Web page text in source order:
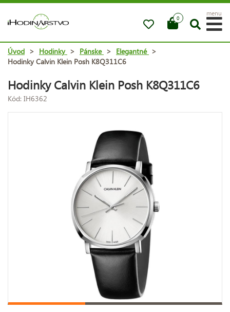
0
menu
Úvod > Hodinky > Pánske > Elegantné >
Hodinky Calvin Klein Posh K8Q311C6
Hodinky Calvin Klein Posh K8Q311C6
Kód: IH6362